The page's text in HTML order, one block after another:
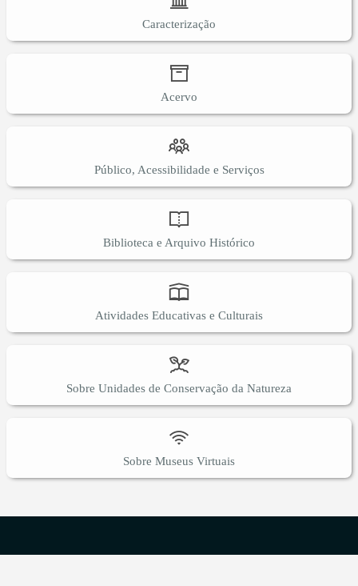
Caracterização
Acervo
Público, Acessibilidade e Serviços
Biblioteca e Arquivo Histórico
Atividades Educativas e Culturais
Sobre Unidades de Conservação da Natureza
Sobre Museus Virtuais